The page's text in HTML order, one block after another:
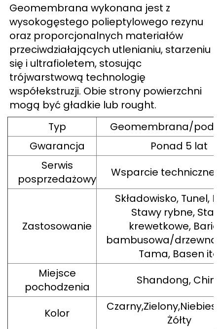
Geomembrana wykonana jest z
wysokogęstego polieptylowego rezynu
oraz proporcjonalnych materiałów
przeciwdziałających utlenianiu, starzeniu
się i ultrafioletem, stosując
trójwarstwową technologię
współekstruzji. Obie strony powierzchni
mogą być gładkie lub rought.
Typ
Geomembrana/
Gwarancja
Ponad 5 lat
Serwis
posprzedażowy
Wsparcie techniczne
Zastosowanie
Składowisko, Tunel,
Stawy rybne,
krewetkowe,
bambusowa/drzewna,
Tama, Basen itd
Miejsce
pochodzenia
Shandong, Chiny
Kolor
Żółty